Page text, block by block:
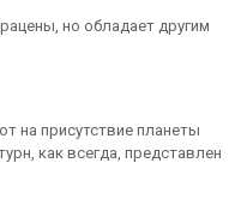
но обладает другим
на присутствие планеты
как всегда, представлен